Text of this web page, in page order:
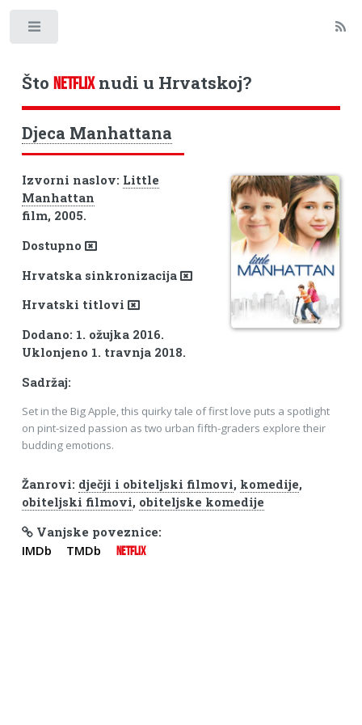
Što NETFLIXnudi u Hrvatskoj?
Djeca Manhattana
Izvorni naslov: Little
Manhattan
film, 2005.
Dostupno
Hrvatska sinkronizacija
Hrvatski titlovi
Dodano: 1. ožujka 2016.
Uklonjeno 1. travnja 2018.
Sadržaj:
Set in the Big Apple, this quirky tale of first love puts a spotlight
on pint-sized passion as two urban fifth-graders explore their
budding emotions.
Žanrovi: dječji i obiteljski filmovi, komedije,
obiteljski filmovi, obiteljske komedije
Vanjske poveznice:
IMDb TMDb NETFLIX